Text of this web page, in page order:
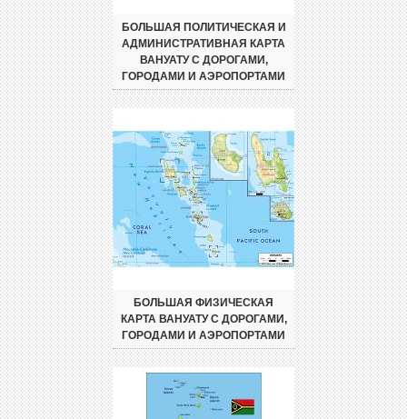
БОЛЬШАЯ ПОЛИТИЧЕСКАЯ И
АДМИНИСТРАТИВНАЯ КАРТА
ВАНУАТУ С ДОРОГАМИ,
ГОРОДАМИ И АЭРОПОРТАМИ
БОЛЬШАЯ ФИЗИЧЕСКАЯ
КАРТА ВАНУАТУ С ДОРОГАМИ,
ГОРОДАМИ И АЭРОПОРТАМИ